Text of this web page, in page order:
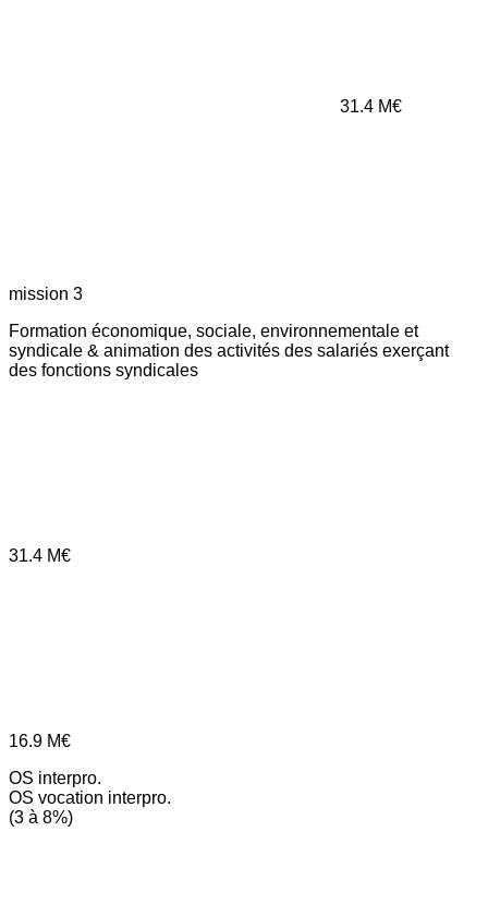
31.4 M€
mission 3
Formation économique, sociale, environnementale et
syndicale & animation des activités des salariés exerçant
des fonctions syndicales
31.4 M€
16.9 M€
OS interpro.
OS vocation interpro.
(3 à 8%)